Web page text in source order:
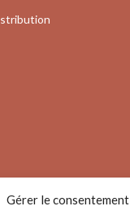
Gérer le consentement